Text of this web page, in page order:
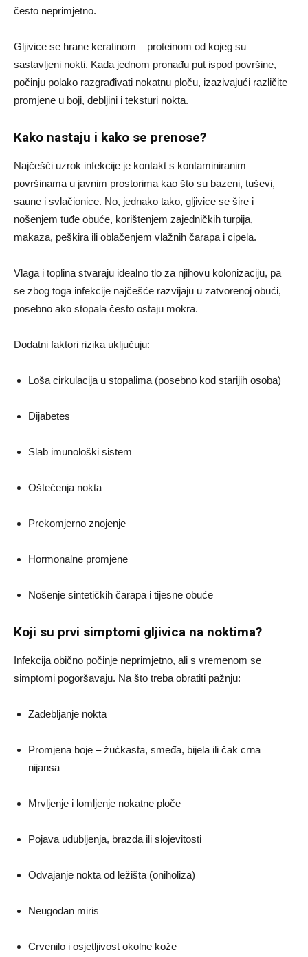
često neprimjetno.
Gljivice se hrane keratinom – proteinom od kojeg su
sastavljeni nokti. Kada jednom pronađu put ispod površine,
počinju polako razgrađivati nokatnu ploču, izazivajući različite
promjene u boji, debljini i teksturi nokta.
Kako nastaju i kako se prenose?
Najčešći uzrok infekcije je kontakt s kontaminiranim
površinama u javnim prostorima kao što su bazeni, tuševi,
saune i svlačionice. No, jednako tako, gljivice se šire i
nošenjem tuđe obuće, korištenjem zajedničkih turpija,
makaza, peškira ili oblačenjem vlažnih čarapa i cipela.
Vlaga i toplina stvaraju idealno tlo za njihovu kolonizaciju, pa
se zbog toga infekcije najčešće razvijaju u zatvorenoj obući,
posebno ako stopala često ostaju mokra.
Dodatni faktori rizika uključuju:
Loša cirkulacija u stopalima (posebno kod starijih osoba)
Dijabetes
Slab imunološki sistem
Oštećenja nokta
Prekomjerno znojenje
Hormonalne promjene
Nošenje sintetičkih čarapa i tijesne obuće
Koji su prvi simptomi gljivica na noktima?
Infekcija obično počinje neprimjetno, ali s vremenom se
simptomi pogoršavaju. Na što treba obratiti pažnju:
Zadebljanje nokta
Promjena boje – žućkasta, smeđa, bijela ili čak crna
nijansa
Mrvljenje i lomljenje nokatne ploče
Pojava udubljenja, brazda ili slojevitosti
Odvajanje nokta od ležišta (oniholiza)
Neugodan miris
Crvenilo i osjetljivost okolne kože